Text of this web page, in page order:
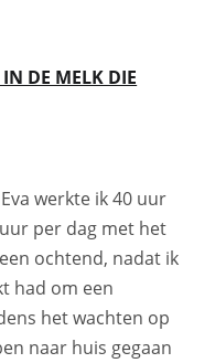
DE MELK DIE
werkte ik 40 uur
per dag met het
ochtend, nadat ik
had om een
het wachten op
naar huis gegaan